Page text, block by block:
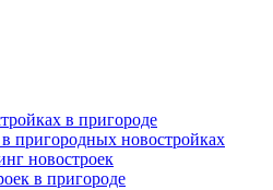
в пригороде
пригородных новостройках
новостроек
в пригороде